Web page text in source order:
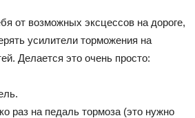
от возможных эксцессов на дороге,
усилители торможения на
Делается это очень просто:
раз на педаль тормоза (это нужно